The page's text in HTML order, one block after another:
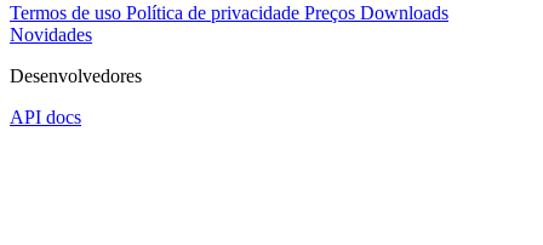
Termos de uso Política de privacidade Preços Downloads
Novidades
Desenvolvedores
API docs